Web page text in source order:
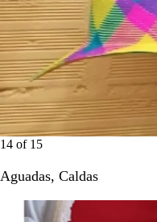
14 of 15
Aguadas, Caldas